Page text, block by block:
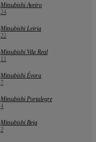
Mitsubishi Aveiro
24
Mitsubishi Leiria
22
Mitsubishi Vila Real
11
Mitsubishi Évora
7
Mitsubishi Portalegre
4
Mitsubishi Beja
2